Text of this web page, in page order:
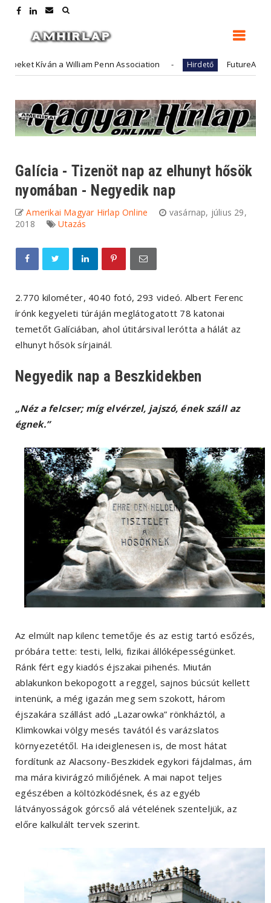
William Penn Association Hirdető FutureArt - adóügyek és
Galícia - Tizenöt nap az elhunyt hősök
nyomában - Negyedik nap
Amerikai Magyar Hirlap Online
vasárnap, július 29,
2018
Utazás
2.770 kilométer, 4040 fotó, 293 videó. Albert Ferenc
írónk kegyeleti túráján meglátogatott 78 katonai
temetőt Galíciában, ahol útitársival lerótta a hálát az
elhunyt hősök sírjainál.
Negyedik nap a Beszkidekben
„Néz a felcser; míg elvérzel, jajszó, ének száll az
égnek.”
Az elmúlt nap kilenc temetője és az estig tartó esőzés,
próbára tette: testi, lelki, fizikai állóképességünket.
Ránk fért egy kiadós éjszakai pihenés. Miután
ablakunkon bekopogott a reggel, sajnos búcsút kellett
intenünk, a még igazán meg sem szokott, három
éjszakára szállást adó „Lazarowka” rönkháztól, a
Klimkowkai völgy mesés tavától és varázslatos
környezetétől. Ha ideiglenesen is, de most hátat
fordítunk az Alacsony-Beszkidek egykori fájdalmas, ám
ma mára kivirágzó miliőjének. A mai napot teljes
egészében a költözködésnek, és az egyéb
látványosságok górcső alá vételének szenteljük, az
előre kalkulált tervek szerint.